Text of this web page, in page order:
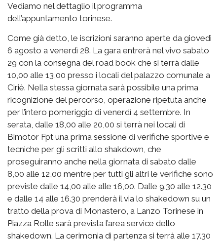
Vediamo nel dettaglio il programma
dell’appuntamento torinese.
Come già detto, le iscrizioni saranno aperte da giovedì
6 agosto a venerdì 28. La gara entrerà nel vivo sabato
29 con la consegna del road book che si terrà dalle
10,00 alle 13,00 presso i locali del palazzo comunale a
Ciriè. Nella stessa giornata sarà possibile una prima
ricognizione del percorso, operazione ripetuta anche
per l’intero pomeriggio di venerdì 4 settembre. In
serata, dalle 18,00 alle 20,00 si terrà nei locali di
Bimotor Fpt una prima sessione di verifiche sportive e
tecniche per gli scritti allo shakdown, che
proseguiranno anche nella giornata di sabato dalle
8,00 alle 12,00 mentre per tutti gli altri le verifiche sono
previste dalle 14,00 alle alle 16,00. Dalle 9.30 alle 12.30
e dalle 14 alle 16.30 prenderà il via lo shakedown su un
tratto della prova di Monastero, a Lanzo Torinese in
Piazza Rolle sarà prevista l’area service dello
shakedown. La cerimonia di partenza si terrà alle 17.30